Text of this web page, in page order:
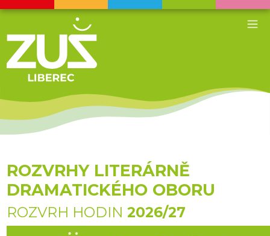
ROZVRHY LITERÁRNĚ
DRAMATICKÉHO OBORU
ROZVRH HODIN 2026/27